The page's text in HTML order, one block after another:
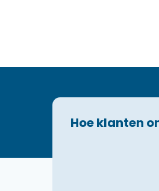
Hoe klanten